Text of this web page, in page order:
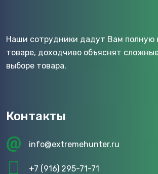
Наши сотрудники дадут Вам полную
товаре, доходчиво объяснят
выборе товара.
Контакты
info@extremehunter.ru
+7 (916) 295-71-71